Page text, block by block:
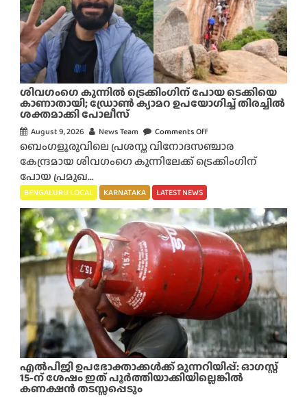
ടു
വി
ൽ
വ
ഴ
ങ്ങി
യോ
ഗ
ളൂ
ന
ട
ക്കാ
രു
ന്ന
പ
ണി
മു
ട
ക്ക്
മാ
ശിവഗംഗെ കുന്നിൽ ട്രെക്കിംഗിന് പോയ ടെക്കിയെ
കാണാതായി; ഡ്രോൺ ക്യാമറ ഉപയോഗിച്ച് തിരച്ചിൽ
ശക്തമാക്കി പോലീസ്
August 9, 2026 News Team Comments Off
n
ശി
ഗെ
കു
ന്നി
ൽ
ട്രെ
ക്കിം
ഗി
ന്
പോ
യ
ടെ
ക്കി
യെ
ബെംഗളൂരുവിലെ പ്രശസ്ത വിനോദസഞ്ചാര
കേന്ദ്രമായ ശിവഗംഗെ കുന്നിലേക്ക് ട്രെക്കിംഗിന്
പോയ പ്രമുഖ...
BENGALURU LOCAL KARNATAKA LATEST NEWS
എൽപിജി ഉപഭോക്താക്കൾക്ക് മുന്നറിയിപ്പ്: ഓഗസ്റ്റ്
15-ന് ശേഷം ഇത് പൂർത്തിയാക്കിയില്ലെങ്കിൽ
കണക്ഷൻ തടസ്സപ്പെടും